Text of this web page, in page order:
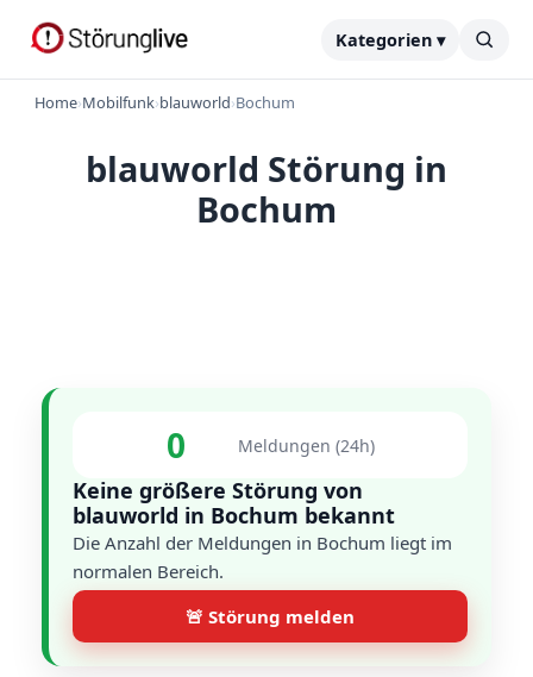
Kategorien ▾
Home›Mobilfunk›blauworld›Bochum
blauworld Störung in
Bochum
0 Meldungen (24h)
Keine größere Störung von
blauworld in Bochum bekannt
Die Anzahl der Meldungen in Bochum liegt im
normalen Bereich.
🚨 Störung melden